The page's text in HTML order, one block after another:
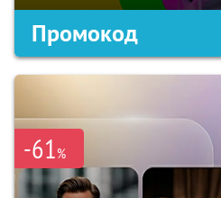
Промокод
-61%